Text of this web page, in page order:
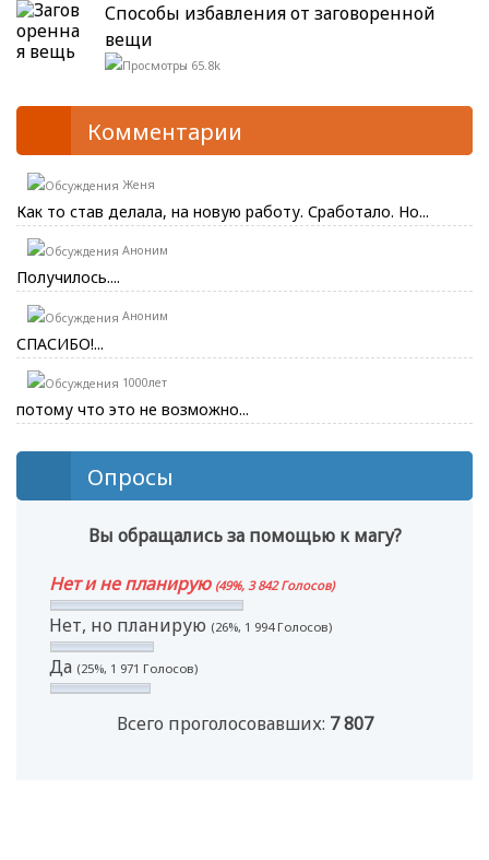
Способы избавления от заговоренной
вещи
65.8k
Комментарии
Женя
Как то став делала, на новую работу. Сработало. Но...
Аноним
Получилось....
Аноним
СПАСИБО!...
1000лет
потому что это не возможно...
Опросы
Вы обращались за помощью к магу?
Нет и не планирую (49%, 3 842 Голосов)
Нет, но планирую (26%, 1 994 Голосов)
Да (25%, 1 971 Голосов)
Всего проголосовавших: 7 807